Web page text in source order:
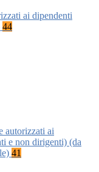
ai dipendenti
44
autorizzati ai
e non dirigenti) (da
41